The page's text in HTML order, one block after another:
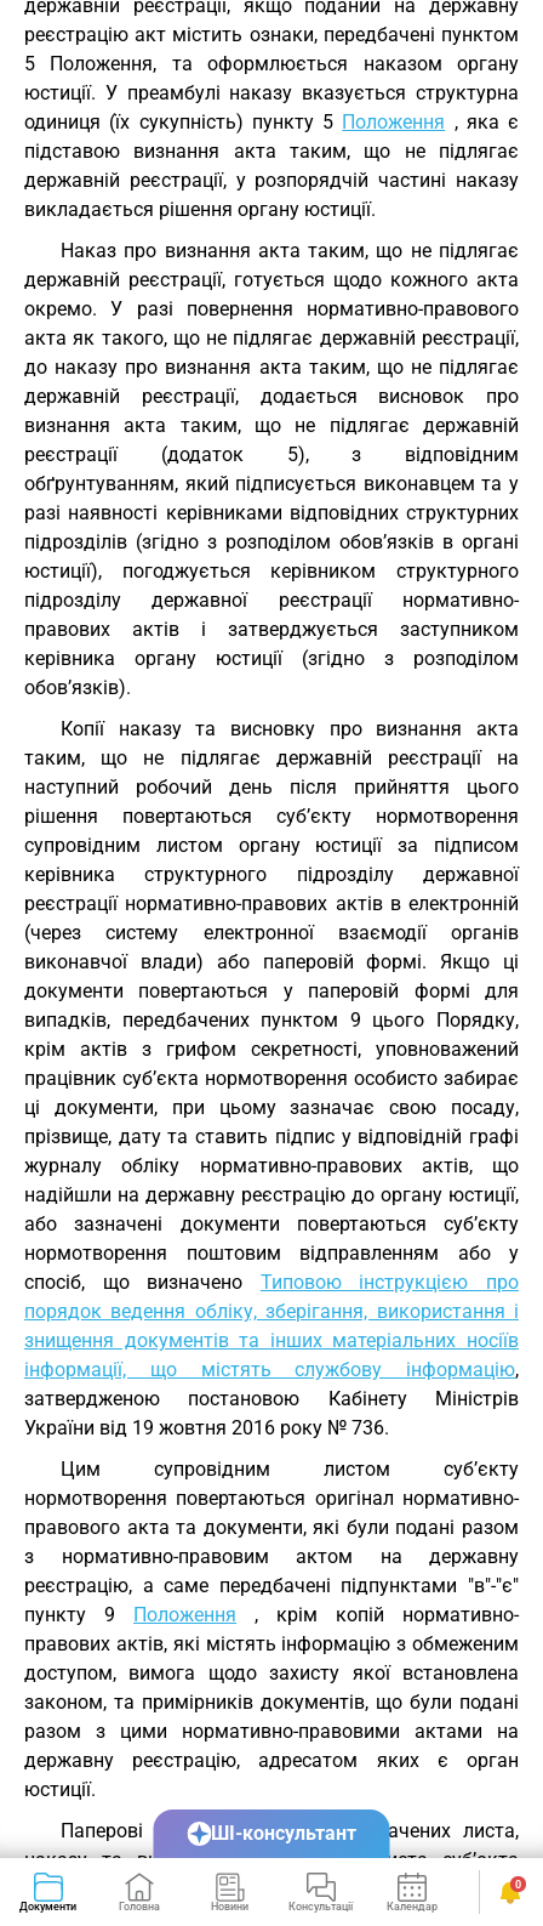
державній реєстрації, якщо поданий на державну
реєстрацію акт містить ознаки, передбачені пунктом
5 Положення, та оформлюється наказом органу
юстиції. У преамбулі наказу вказується структурна
одиниця (їх сукупність) пункту 5 Положення , яка є
підставою визнання акта таким, що не підлягає
державній реєстрації, у розпорядчій частині наказу
викладається рішення органу юстиції.
Наказ про визнання акта таким, що не підлягає
державній реєстрації, готується щодо кожного акта
окремо. У разі повернення нормативно-правового
акта як такого, що не підлягає державній реєстрації,
до наказу про визнання акта таким, що не підлягає
державній реєстрації, додається висновок про
визнання акта таким, що не підлягає державній
реєстрації (додаток 5), з відповідним
обґрунтуванням, який підписується виконавцем та у
разі наявності керівниками відповідних структурних
підрозділів (згідно з розподілом обов’язків в органі
юстиції), погоджується керівником структурного
підрозділу державної реєстрації нормативно-
правових актів і затверджується заступником
керівника органу юстиції (згідно з розподілом
обов’язків).
Копії наказу та висновку про визнання акта
таким, що не підлягає державній реєстрації на
наступний робочий день після прийняття цього
рішення повертаються суб’єкту нормотворення
супровідним листом органу юстиції за підписом
керівника структурного підрозділу державної
реєстрації нормативно-правових актів в електронній
(через систему електронної взаємодії органів
виконавчої влади) або паперовій формі. Якщо ці
документи повертаються у паперовій формі для
випадків, передбачених пунктом 9 цього Порядку,
крім актів з грифом секретності, уповноважений
працівник суб’єкта нормотворення особисто забирає
ці документи, при цьому зазначає свою посаду,
прізвище, дату та ставить підпис у відповідній графі
журналу обліку нормативно-правових актів, що
надійшли на державну реєстрацію до органу юстиції,
або зазначені документи повертаються суб’єкту
нормотворення поштовим відправленням або у
спосіб, що визначено Типовою інструкцією про
порядок ведення обліку, зберігання, використання і
знищення документів та інших матеріальних носіїв
інформації, що містять службову інформацію,
затвердженою постановою Кабінету Міністрів
України від 19 жовтня 2016 року № 736.
Цим супровідним листом суб’єкту
нормотворення повертаються оригінал нормативно-
правового акта та документи, які були подані разом
з нормативно-правовим актом на державну
реєстрацію, а саме передбачені підпунктами "в"-"є"
пункту 9 Положення , крім копій нормативно-
правових актів, які містять інформацію з обмеженим
доступом, вимога щодо захисту якої встановлена
законом, та примірників документів, що були подані
разом з цими нормативно-правовими актами на
державну реєстрацію, адресатом яких є орган
юстиції.
Паперові копії (примірники): зазначених листа,
наказу та висновку; супровідного листа суб’єкта
нормотворення про подання нормативно-правового
акта на державну реєстрацію, а також нормативно-
Документи Головна Новини Консультації Календар Сервіси
0
ШІ-консультант